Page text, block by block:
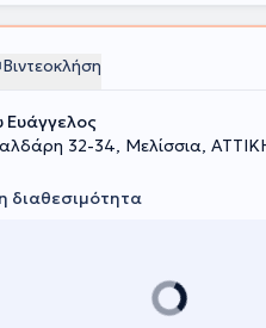
Βιντεοκλήση
Ευάγγελος
32-34, Μελίσσια,
διαθεσιμότητα